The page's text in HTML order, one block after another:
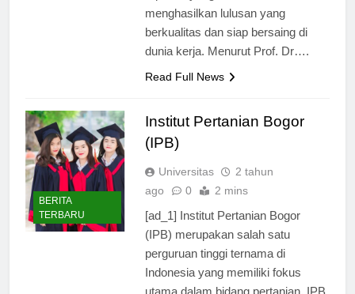
reputasi yang baik dalam
menghasilkan lulusan yang
berkualitas dan siap bersaing di
BERITA
TERBARU
Institut Pertanian Bogor
(IPB)
Universitas
2 tahun
[ad_1] Institut Pertanian Bogor
(IPB) merupakan salah satu
perguruan tinggi ternama di
Indonesia yang memiliki fokus